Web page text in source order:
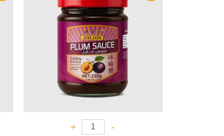
-
+
195 EGP.